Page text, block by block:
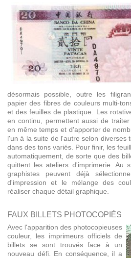
désormais possible, outre les
papier des fibres de couleurs multi-
et des feuilles de plastique. Les
en continu, permettent aussi de
en même temps et d'apporter de
l'un à la suite de l'autre selon diverses
dans des tons variés. Pour finir, les
automatiquement, de sorte que des
quittent les ateliers d'imprimerie. Au
graphistes peuvent déjà
d'impression et le mélange des
réaliser chaque détail graphique.
FAUX BILLETS PHOTOCOPIÉS
Avec l'apparition des photocopieuses
couleur, les imprimeurs officiels de
billets se sont trouvés face à un
nouveau défi. En conséquence, il a